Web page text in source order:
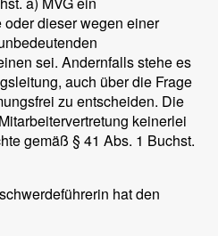
dieser wegen einer
sei. Andernfalls stehe es
auch über die Frage
zu entscheiden. Die
keinerlei
gemäß § 41 Abs. 1 Buchst.
hat den